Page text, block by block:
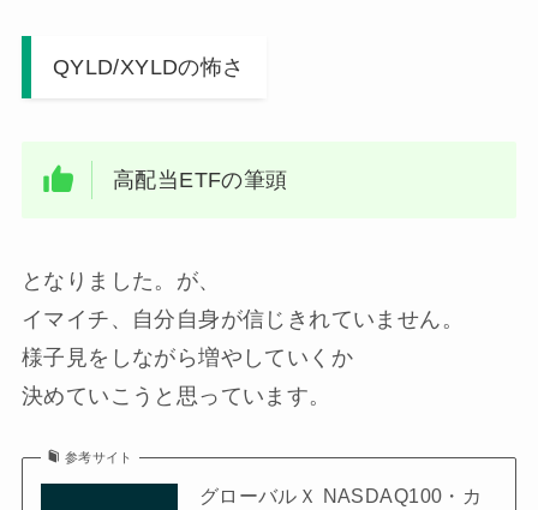
QYLD/XYLDの怖さ
高配当ETFの筆頭
となりました。が、
イマイチ、自分自身が信じきれていません。
様子見をしながら増やしていくか
決めていこうと思っています。
参考サイト
グローバルＸ NASDAQ100・カ